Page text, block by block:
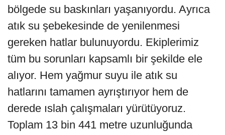
bölgede su baskınları yaşanıyordu. Ayrıca
atık su şebekesinde de yenilenmesi
gereken hatlar bulunuyordu. Ekiplerimiz
tüm bu sorunları kapsamlı bir şekilde ele
alıyor. Hem yağmur suyu ile atık su
hatlarını tamamen ayrıştırıyor hem de
derede ıslah çalışmaları yürütüyoruz.
Toplam 13 bin 441 metre uzunluğunda